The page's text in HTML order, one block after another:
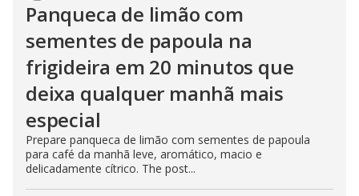
Panqueca de limão com
sementes de papoula na
frigideira em 20 minutos que
deixa qualquer manhã mais
especial
Prepare panqueca de limão com sementes de papoula
para café da manhã leve, aromático, macio e
delicadamente cítrico. The post...